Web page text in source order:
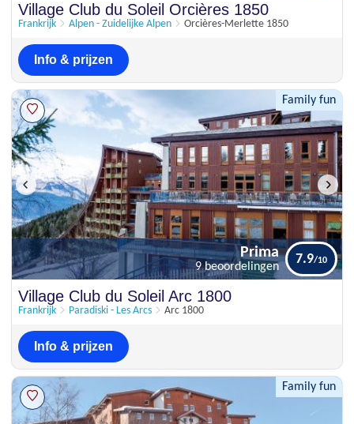
Uitstekend
2 beoordelingen
Village Club du Soleil Orcières 1850
Frankrijk Alpen - Zuidelijke Alpen Orcières-Merlette 1850
Info & prijzen
Family fun
9 beoordelingen
Village Club du Soleil Arc 1800
Frankrijk Paradiski - Les Arcs Arc 1800
Prima
9 beoordelingen
7.9
Info & prijzen
Family fun